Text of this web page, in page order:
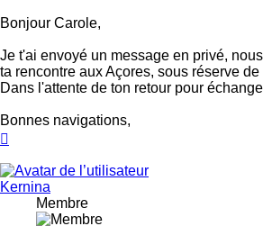
Bonjour Carole,
Je t'ai envoyé un message en privé,
ta rencontre aux Açores, sous réserve de
Dans l'attente de ton retour pour
Bonnes navigations,
Kernina
Membre